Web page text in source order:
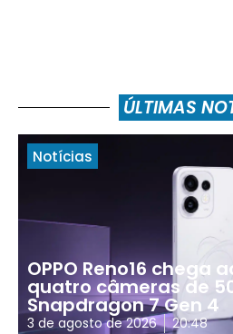
ÚLTIMAS
Notícias
OPPO Reno16 chega
quatro câmeras de
Snapdragon 7 Gen 4
3 de agosto de 2026 20:48